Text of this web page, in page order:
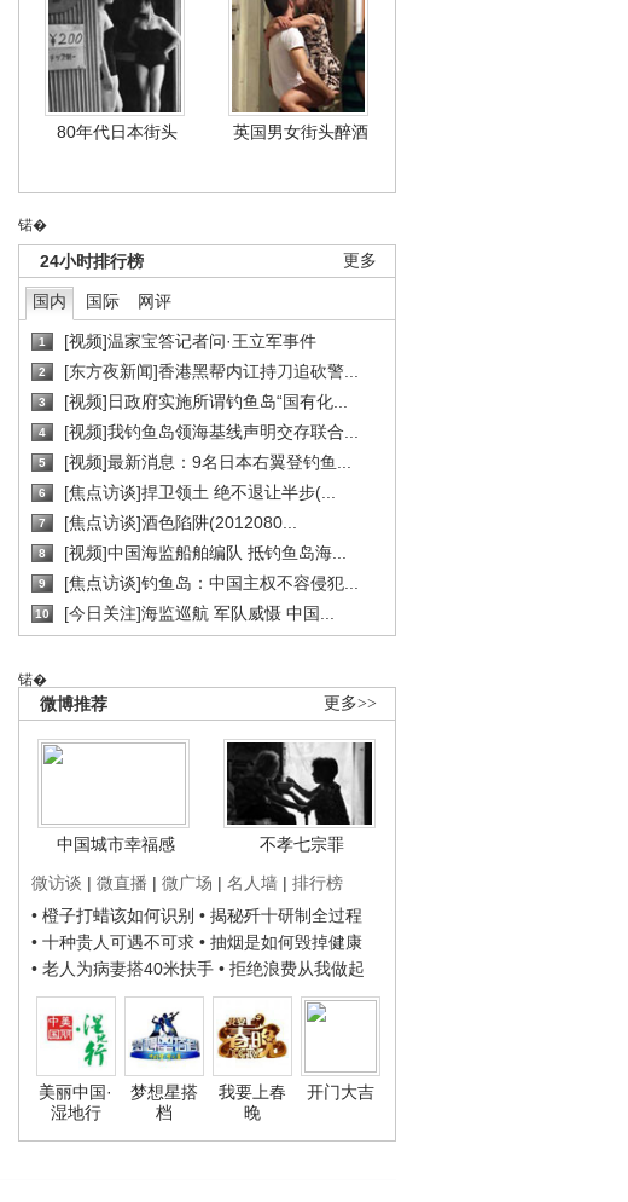
80年代日本街头 英国男女街头醉酒
锘�
更多
24小时排行榜
国内 国际 网评
1 [视频]温家宝答记者问·王立军事件
2 [东方夜新闻]香港黑帮内讧持刀追砍警...
3 [视频]日政府实施所谓钓鱼岛“国有化...
4 [视频]我钓鱼岛领海基线声明交存联合...
5 [视频]最新消息：9名日本右翼登钓鱼...
6 [焦点访谈]捍卫领土 绝不退让半步(...
7 [焦点访谈]酒色陷阱(2012080...
8 [视频]中国海监船舶编队 抵钓鱼岛海...
9 [焦点访谈]钓鱼岛：中国主权不容侵犯...
10 [今日关注]海监巡航 军队威慑 中国...
锘�
更多>>
微博推荐
中国城市幸福感
不孝七宗罪
微访谈 | 微直播 | 微广场 | 名人墙 | 排行榜
• 橙子打蜡该如何识别 • 揭秘歼十研制全过程
• 十种贵人可遇不可求 • 抽烟是如何毁掉健康
• 老人为病妻搭40米扶手 • 拒绝浪费从我做起
美丽中国·
湿地行
梦想星搭
档
我要上春
晚
开门大吉